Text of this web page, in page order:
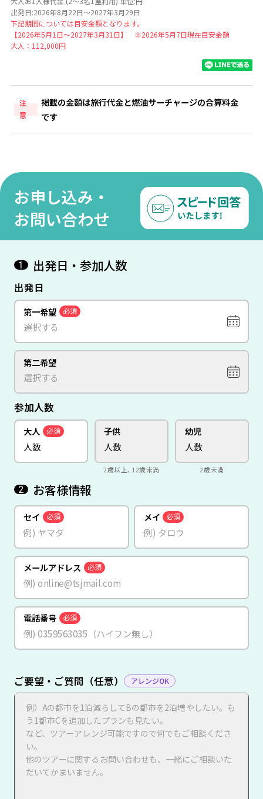
出発日:2026年8月22日～2027年3月29日
下記期間については目安金額となります。
【2026年5月1日～2027年3月31日】 ※2026年5月7日現在目安金額
大人：112,000円
注
意
掲載の金額は旅行代金と燃油サーチャージの合算料金
です
お申し込み・
お問い合わせ
1 出発日・参加人数
出発日
第一希望 必須
第二希望
参加人数
大人 必須 子供
2歳以上、12歳未満
幼児
2歳未満
2 お客様情報
セイ 必須 メイ 必須
メールアドレス 必須
電話番号 必須
ご要望・ご質問（任意） アレンジOK